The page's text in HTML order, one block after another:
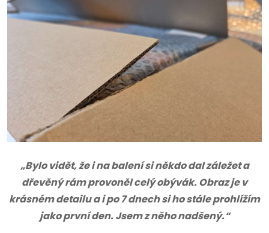
„Bylo vidět, že i na balení si někdo dal záležet a
dřevěný rám provoněl celý obývák. Obraz je v
krásném detailu a i po 7 dnech si ho stále prohlížím
jako první den. Jsem z něho nadšený.“